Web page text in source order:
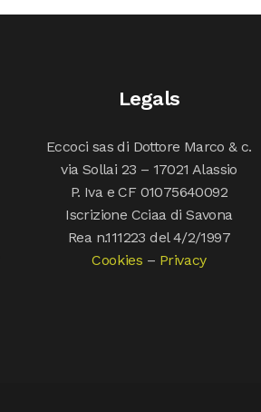
Legals
Eccoci sas di Dottore Marco & c.
via Sollai 23 – 17021 Alassio
P. Iva e CF 01075640092
Iscrizione Cciaa di Savona
Rea n.111223 del 4/2/1997
Cookies – Privacy